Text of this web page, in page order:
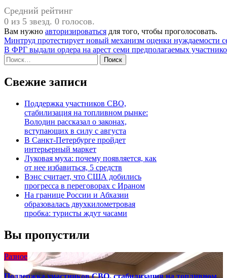
Средний рейтинг
0 из 5 звезд. 0 голосов.
Вам нужно авторизироваться для того, чтобы проголосовать.
Навигация
по
записям
Минтруд протестирует новый механизм оценки нуждаемости
В ФРГ выдали ордера на арест семи предполагаемых
Найти:
Свежие записи
Поддержка участников СВО,
стабилизация на топливном рынке:
Володин рассказал о законах,
вступающих в силу с августа
В Санкт-Петербурге пройдет
интерьерный маркет
Луковая муха: почему появляется, как
от нее избавиться, 5 средств
Вэнс считает, что США добились
прогресса в переговорах с Ираном
На границе России и Абхазии
образовалась двухкилометровая
пробка: туристы ждут часами
Вы пропустили
Разное
Поддержка участников СВО, стабилизация на топливном